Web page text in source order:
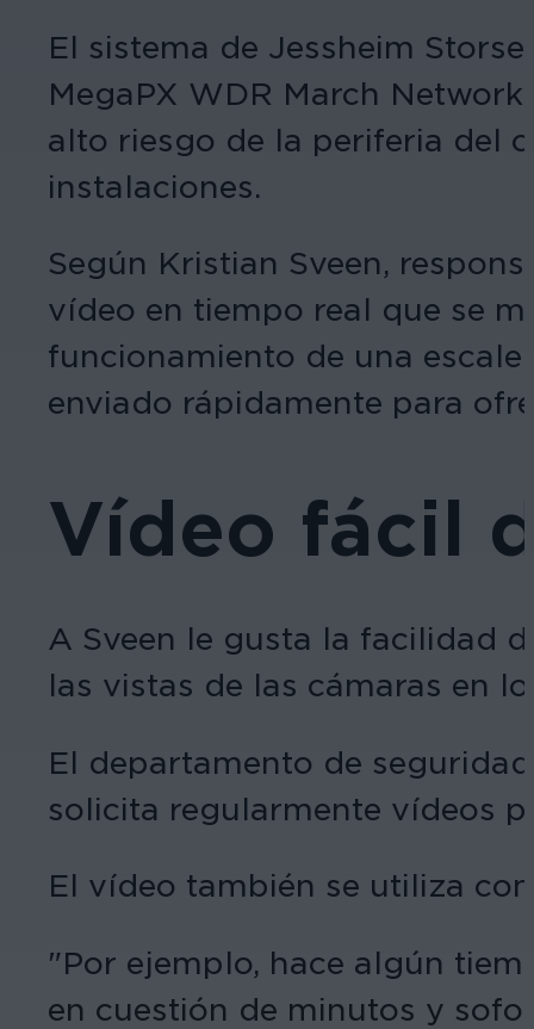
El sistema de Jessheim
MegaPX WDR March
alto riesgo de la periferia del
instalaciones.
Según Kristian Sveen,
vídeo en tiempo real que se
funcionamiento de una
enviado rápidamente para
Vídeo fácil
A Sveen le gusta la facilidad
las vistas de las cámaras en
El departamento de
solicita regularmente vídeos
El vídeo también se utiliza
"Por ejemplo, hace algún
en cuestión de minutos y